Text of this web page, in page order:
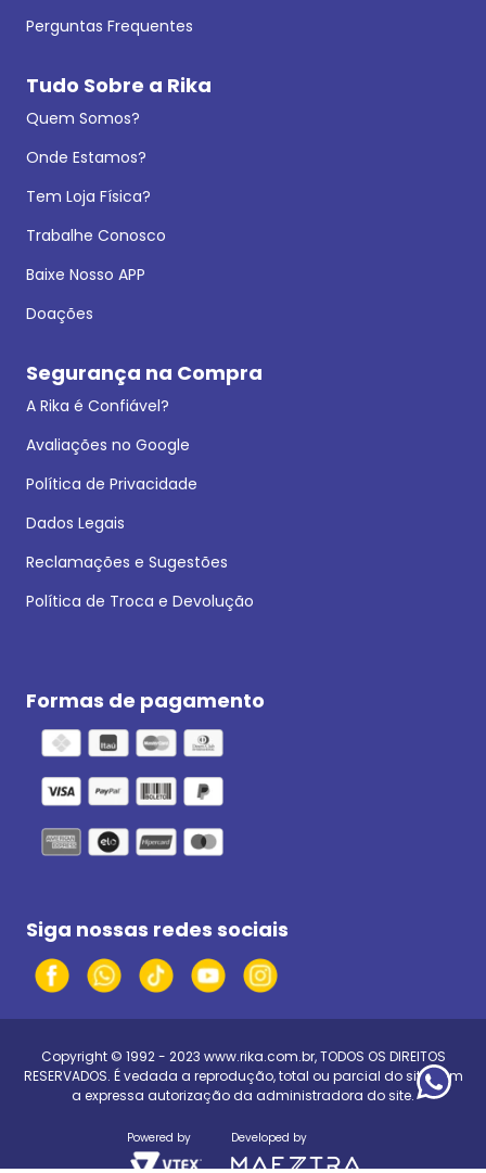
Perguntas Frequentes
Tudo Sobre a Rika
Quem Somos?
Onde Estamos?
Tem Loja Física?
Trabalhe Conosco
Baixe Nosso APP
Doações
Segurança na Compra
A Rika é Confiável?
Avaliações no Google
Política de Privacidade
Dados Legais
Reclamações e Sugestões
Política de Troca e Devolução
Formas de pagamento
Siga nossas redes sociais
Copyright © 1992 - 2023 www.rika.com.br, TODOS OS DIREITOS
RESERVADOS. É vedada a reprodução, total ou parcial do site, sem
a expressa autorização da administradora do site.
Powered by Developed by